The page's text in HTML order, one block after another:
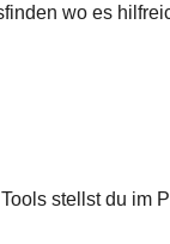
wo es
stellst du im